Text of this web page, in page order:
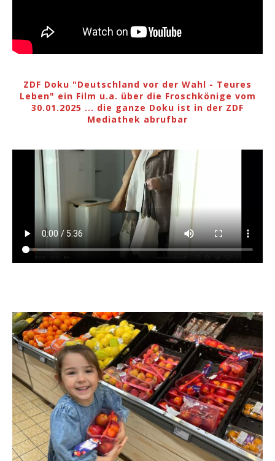
ZDF Doku "Deutschland vor der Wahl - Teures
Leben" ein Film u.a. über die Froschkönige vom
30.01.2025 ... die ganze Doku ist in der ZDF
Mediathek abrufbar